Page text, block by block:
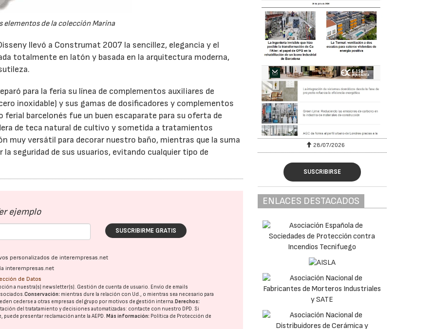
elementos de la colección Marina
llevó a Construmat 2007 la sencillez, elegancia y el
totalmente en latón y basada en la arquitectura moderna,
para la feria su línea de complementos auxiliares de
inoxidable) y sus gamas de dosificadores y complementos
barcelonés fue un buen escaparate para su oferta de
de teca natural de cultivo y sometida a tratamientos
muy versátil para decorar nuestro baño, mientras que la suma
seguridad de sus usuarios, evitando cualquier tipo de
ejemplo
SUSCRIBIRME GRATIS
personalizados de interempresas.net
interempresas.net
de Datos
a nuestra(s) newsletter(s). Gestión de cuenta de usuario. Envío de emails
Conservación: mientras dure la relación con Ud., o mientras sea necesario para
cederse a otras empresas del grupo por motivos de gestión interna.Derechos:
del tratatamiento y decisiones automatizadas: contacte con nuestro DPD. Si
puede presentar reclamación ante laAEPD.Más información: Política de Protección de
28/07/2026 30/07/2026 28/07/2026
SUSCRIBIRSE
ENLACES DESTACADOS